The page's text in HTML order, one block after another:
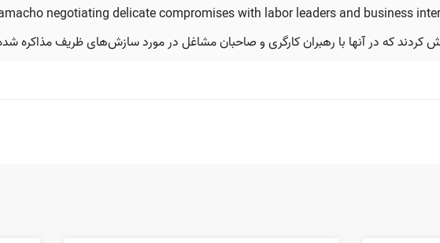
negotiating delicate compromises with labor leaders and business
فاش کردند که در آنها با رهبران کارگری و صاحبان مشاغل در مورد سازش‌های ظریف مذاکره